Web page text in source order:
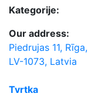
Kategorije:
Our address:
Piedrujas 11, Rīga,
LV-1073, Latvia
Tvrtka